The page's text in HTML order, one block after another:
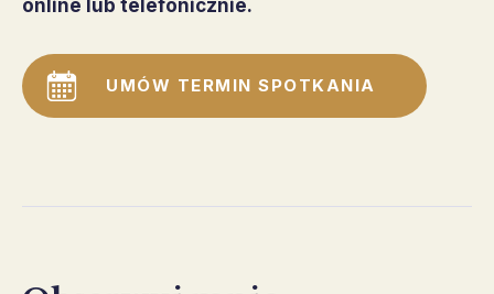
online lub telefonicznie.
UMÓW TERMIN SPOTKANIA